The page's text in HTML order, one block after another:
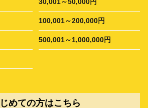
100,001～200,000円
500,001～1,000,000円
めての方はこちら